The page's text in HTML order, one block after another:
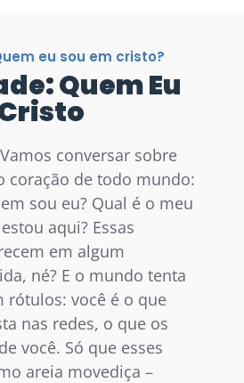
eu sou em cristo?
Quem Eu
conversar sobre
coração de todo mundo:
sou eu? Qual é o meu
aqui? Essas
em algum
né? E o mundo tenta
rótulos: você é o que
nas redes, o que os
você. Só que esses
areia movediça –